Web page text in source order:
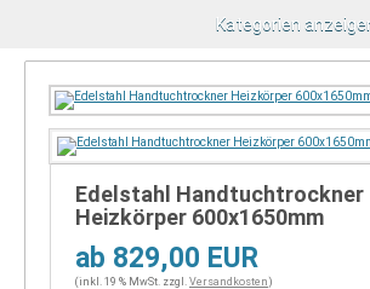
Edelstahl Handtuchtrockner
Heizkörper 600x1650mm
ab 829,00 EUR
(inkl. 19 % MwSt. zzgl. Versandkosten )